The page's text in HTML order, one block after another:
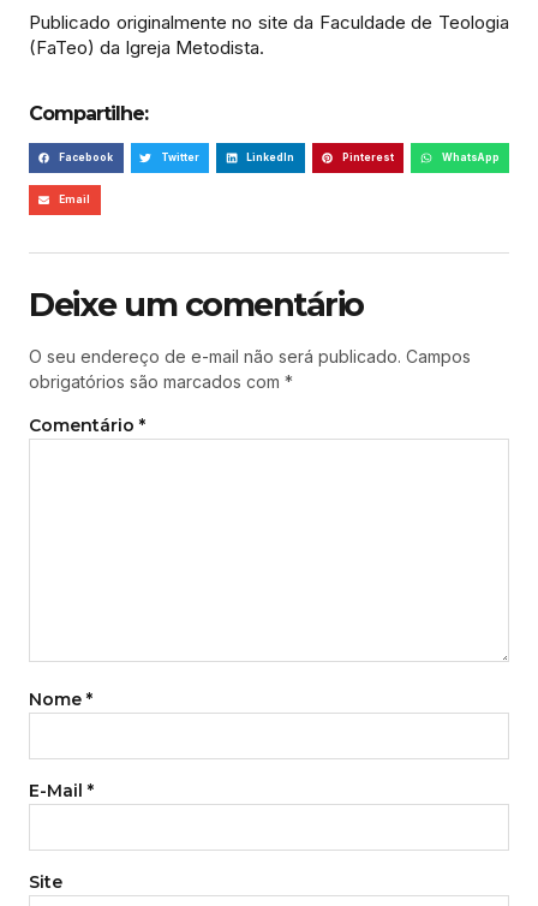
Publicado originalmente no site da Faculdade de Teologia
(FaTeo) da Igreja Metodista.
Compartilhe:
Facebook Twitter LinkedIn Pinterest WhatsApp
Email
Deixe um comentário
O seu endereço de e-mail não será publicado. Campos
obrigatórios são marcados com *
Comentário *
Nome *
E-Mail *
Site